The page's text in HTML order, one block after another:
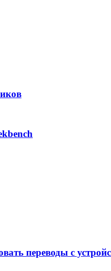
переводы с